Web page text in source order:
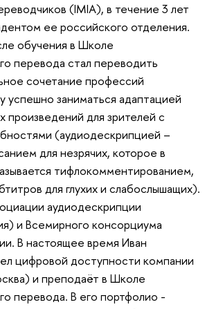
(IMIA), в течение 3 лет
ее российского отделения.
обучения в Школе
перевода стал переводить
сочетание профессий
успешно заниматься адаптацией
произведений для зрителей с
(аудиодескрипцией –
для незрячих, которое в
тифлокомментированием,
для глухих и слабослышащих).
аудиодескрипции
и Всемирного консорциума
В настоящее время Иван
цифровой доступности компании
и преподаёт в Школе
перевода. В его портфолио -